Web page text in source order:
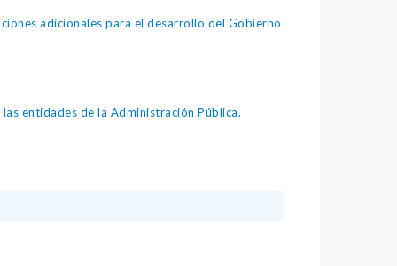
adicionales para el desarrollo del Gobierno
entidades de la Administración Pública.